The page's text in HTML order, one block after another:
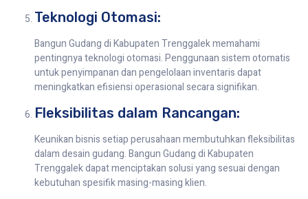
Teknologi Otomasi:
Bangun Gudang di Kabupaten Trenggalek memahami
pentingnya teknologi otomasi. Penggunaan sistem otomatis
untuk penyimpanan dan pengelolaan inventaris dapat
meningkatkan efisiensi operasional secara signifikan.
Fleksibilitas dalam Rancangan:
Keunikan bisnis setiap perusahaan membutuhkan fleksibilitas
dalam desain gudang. Bangun Gudang di Kabupaten
Trenggalek dapat menciptakan solusi yang sesuai dengan
kebutuhan spesifik masing-masing klien.